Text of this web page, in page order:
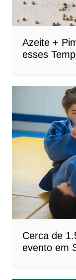
Azeite +
esses
Cerca de
evento em